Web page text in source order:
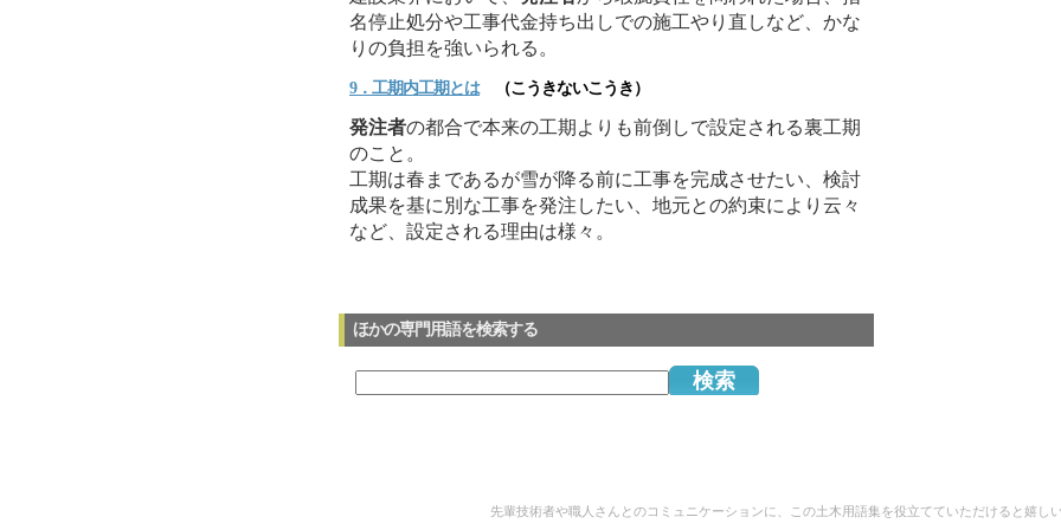
名停止処分や工事代金持ち出しでの施工やり直しなど、かな
りの負担を強いられる。
9．工期内工期とは（こうきないこうき）
発注者の都合で本来の工期よりも前倒しで設定される裏工期
のこと。
工期は春まであるが雪が降る前に工事を完成させたい、検討
成果を基に別な工事を発注したい、地元との約束により云々
など、設定される理由は様々。
ほかの専門用語を検索する
先輩技術者や職人さんとのコミュニケーションに、この土木用語集を役立てていただけると嬉し